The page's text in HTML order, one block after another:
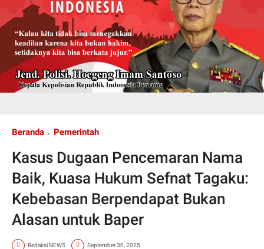
Beranda Pemerintah
Kasus Dugaan Pencemaran Nama
Baik, Kuasa Hukum Sefnat Tagaku:
Kebebasan Berpendapat Bukan
Alasan untuk Baper
Redaksi NEWS September 30, 2025